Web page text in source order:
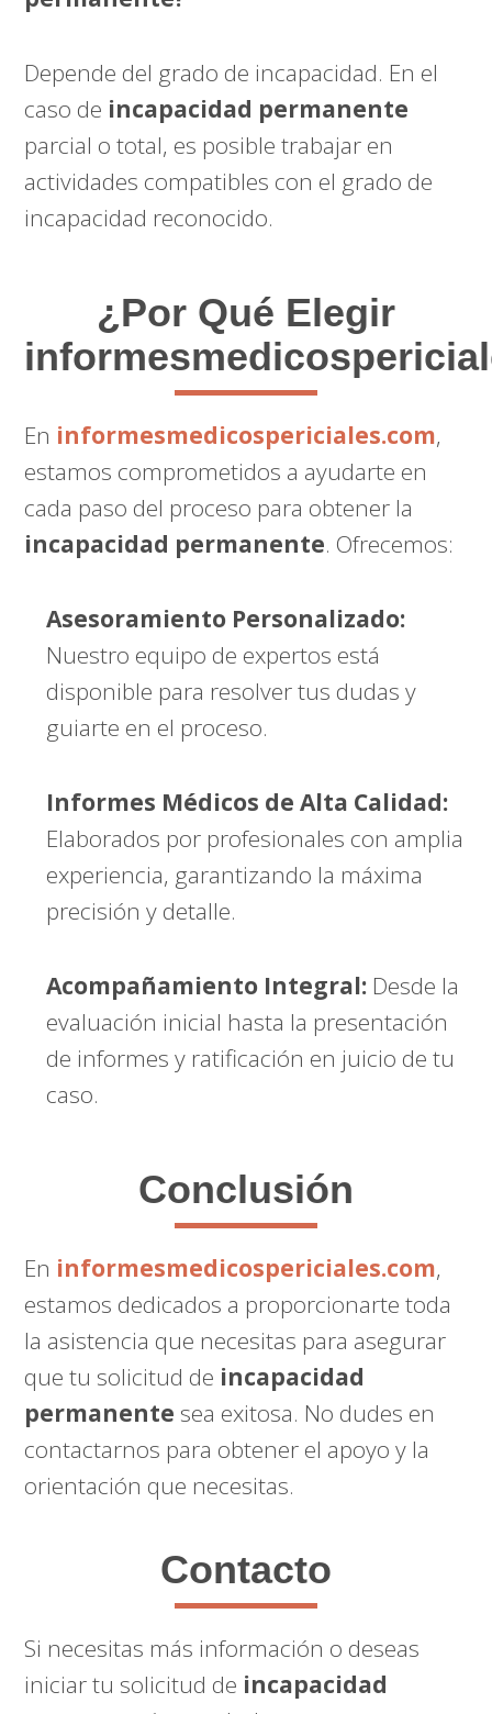
Depende del grado de incapacidad. En el
caso de incapacidad permanente
parcial o total, es posible trabajar en
actividades compatibles con el grado de
incapacidad reconocido.
¿Por Qué Elegir
En informesmedicospericiales.com,
estamos comprometidos a ayudarte en
cada paso del proceso para obtener la
incapacidad permanente. Ofrecemos:
Asesoramiento Personalizado:
Nuestro equipo de expertos está
disponible para resolver tus dudas y
guiarte en el proceso.
Informes Médicos de Alta Calidad:
Elaborados por profesionales con amplia
experiencia, garantizando la máxima
precisión y detalle.
Acompañamiento Integral: Desde la
evaluación inicial hasta la presentación
de informes y ratificación en juicio de tu
caso.
Conclusión
En informesmedicospericiales.com,
estamos dedicados a proporcionarte toda
la asistencia que necesitas para asegurar
que tu solicitud de incapacidad
permanente sea exitosa. No dudes en
contactarnos para obtener el apoyo y la
orientación que necesitas.
Contacto
Si necesitas más información o deseas
iniciar tu solicitud de incapacidad